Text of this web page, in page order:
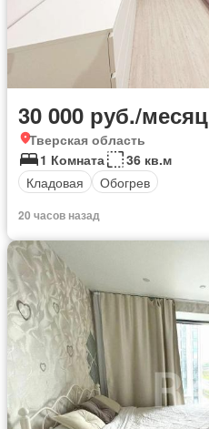
30 000 руб./месяц
Тверская область
1 Комната
36 кв.м
Кладовая
Обогрев
20 часов назад